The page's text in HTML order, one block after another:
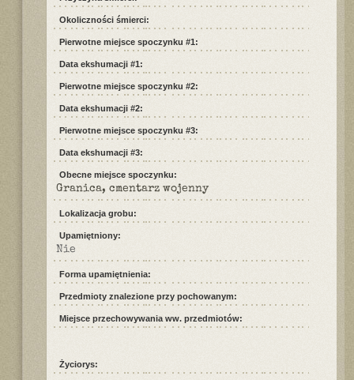
Okoliczności śmierci:
Pierwotne miejsce spoczynku #1:
Data ekshumacji #1:
Pierwotne miejsce spoczynku #2:
Data ekshumacji #2:
Pierwotne miejsce spoczynku #3:
Data ekshumacji #3:
Obecne miejsce spoczynku:
Granica, cmentarz wojenny
Lokalizacja grobu:
Upamiętniony:
Nie
Forma upamiętnienia:
Przedmioty znalezione przy pochowanym:
Miejsce przechowywania ww. przedmiotów:
Życiorys: